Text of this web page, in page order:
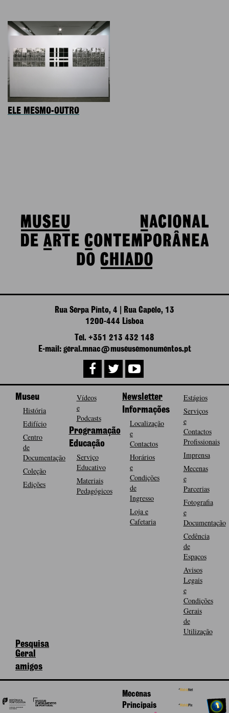
ELE MESMO-OUTRO
Rua Serpa Pinto, 4 | Rua Capelo, 13
1200-444 Lisboa
Tel. +351 213 432 148
E-mail: geral.mnac@museusemonumentos.pt
Museu
História
Edifício
Centro
de
Documentação
Coleção
Edições
Vídeos
e
Podcasts
Programação
Educação
Serviço
Educativo
Materiais
Pedagógicos
Newsletter
Informações
Localização
e
Contactos
Horários
e
Condições
de
Ingresso
Loja e
Cafetaria
Estágios
Serviços
e
Contactos
Profissionais
Imprensa
Mecenas
e
Parcerias
Fotografia
e
Documentação
Cedência
de
Espaços
Avisos
Legais
e
Condições
Gerais
de
Utilização
Pesquisa
Geral
amigos
Mecenas
Principais